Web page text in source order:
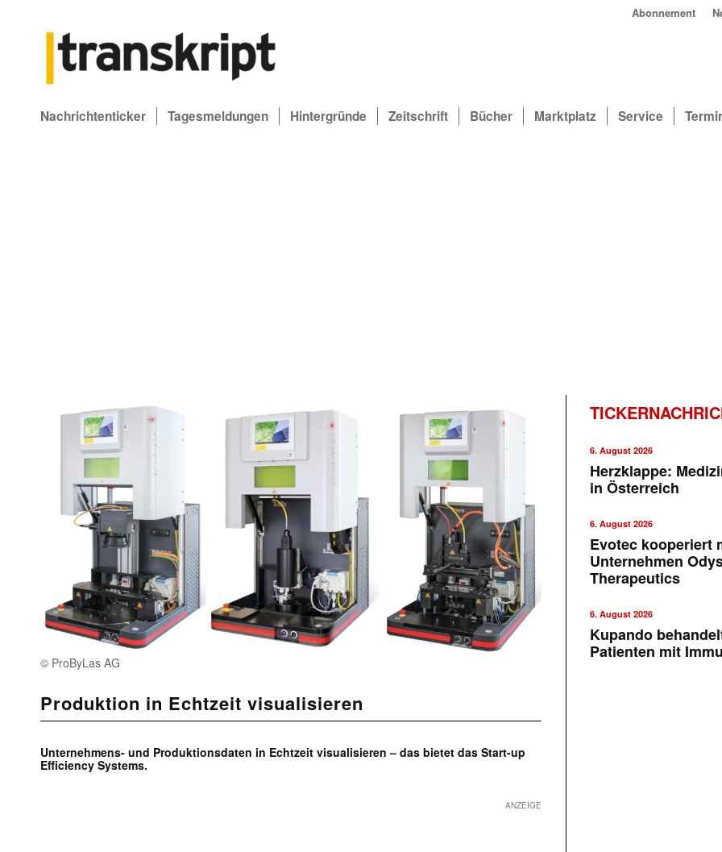
Abonnement
Nachrichtenticker Tagesmeldungen Hintergründe Zeitschrift Bücher Marktplatz Service
© ProByLas AG
Produktion in Echtzeit visualisieren
Unternehmens- und Produktionsdaten in Echtzeit visualisieren – das bietet das Start-up
Efficiency Systems.
ANZEIGE
6. August 2026
Herzklappe:
in Österreich
6. August 2026
Evotec kooperiert
Unternehmen
Therapeutics
6. August 2026
Kupando
Patienten mit